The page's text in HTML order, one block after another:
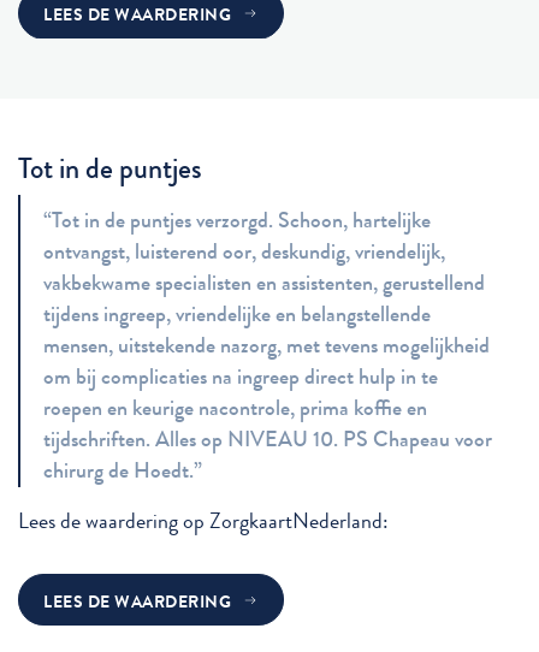
LEES DE WAARDERING
Tot in de puntjes
“Tot in de puntjes verzorgd. Schoon, hartelijke
ontvangst, luisterend oor, deskundig, vriendelijk,
vakbekwame specialisten en assistenten, gerustellend
tijdens ingreep, vriendelijke en belangstellende
mensen, uitstekende nazorg, met tevens mogelijkheid
om bij complicaties na ingreep direct hulp in te
roepen en keurige nacontrole, prima koffie en
tijdschriften. Alles op NIVEAU 10. PS Chapeau voor
chirurg de Hoedt.”
Lees de waardering op ZorgkaartNederland:
LEES DE WAARDERING